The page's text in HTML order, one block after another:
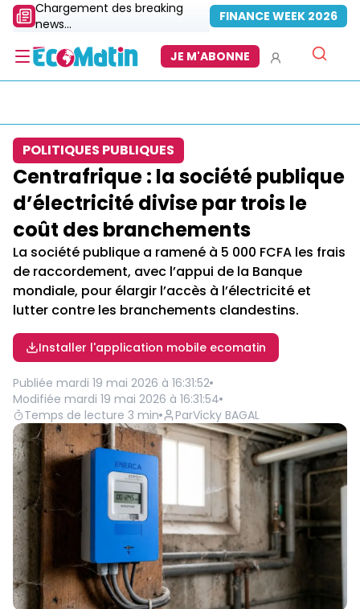
Chargement des breaking
news...
FINANCE WEEK 2026
JE M'ABONNE
POLITIQUES PUBLIQUES
Centrafrique : la société publique
d’électricité divise par trois le
coût des branchements
La société publique a ramené à 5 000 FCFA les frais
de raccordement, avec l’appui de la Banque
mondiale, pour élargir l’accès à l’électricité et
lutter contre les branchements clandestins.
Installer l'application mobile ecomatin
Publiée mardi 19 mai 2026 à 16:31:52
Modifiée mardi 19 mai 2026 à 16:31:54
Temps de lecture 3 min ParVicky BAGAL